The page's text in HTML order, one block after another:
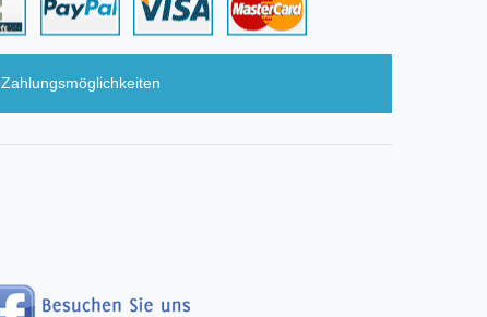
Zahlungsmöglichkeiten